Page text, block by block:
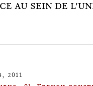
AU SEIN DE
2011